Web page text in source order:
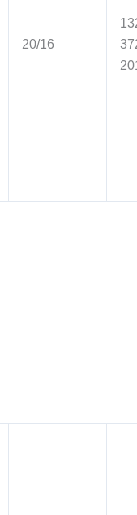
20/16